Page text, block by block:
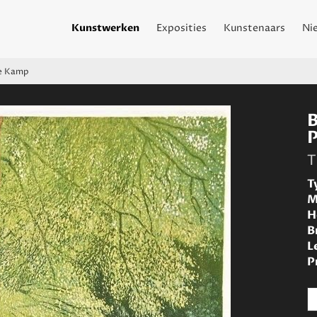
Kunstwerken Exposities Kunstenaars
Kamp